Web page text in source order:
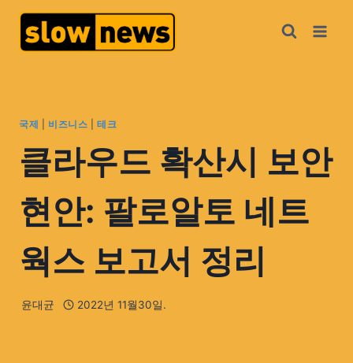
국제 비즈니스 |테크
클라우드 확산시 보안
현안: 팔로알토 네트
웍스 보고서 정리
윤대균 2022년 11월30일.